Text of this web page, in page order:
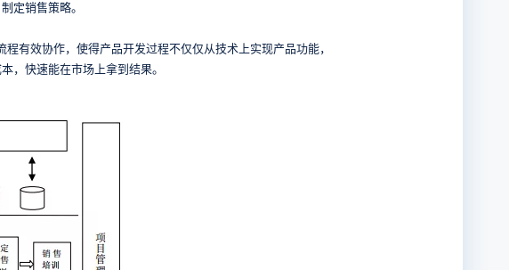
定销售策略。
有效协作，使得产品开发过程不仅仅从技术上实现产品功能，
，快速能在市场上拿到结果。